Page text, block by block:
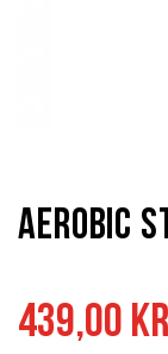
439,00 kr
Aerobic
början
av